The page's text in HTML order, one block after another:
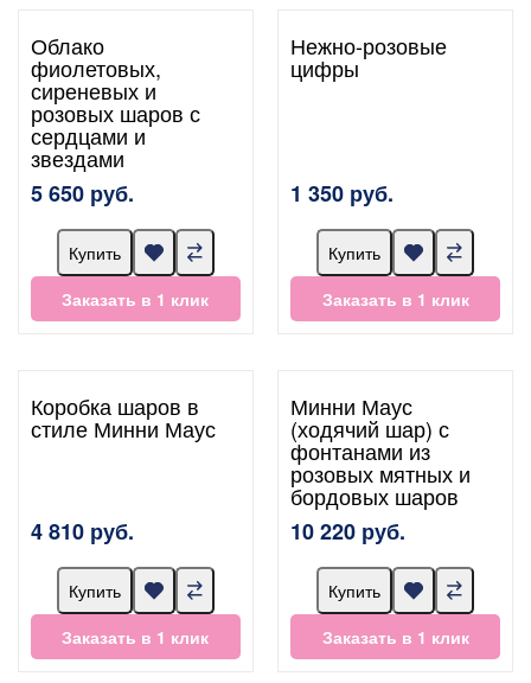
Облако
фиолетовых,
сиреневых и
розовых шаров с
сердцами и
звездами
5 650 руб.
Купить
Заказать в 1 клик
Нежно-розовые
цифры
1 350 руб.
Купить
Заказать в 1 клик
Коробка шаров в
стиле Минни Маус
4 810 руб.
Купить
Заказать в 1 клик
Минни Маус
(ходячий шар) с
фонтанами из
розовых мятных и
бордовых шаров
10 220 руб.
Купить
Заказать в 1 клик